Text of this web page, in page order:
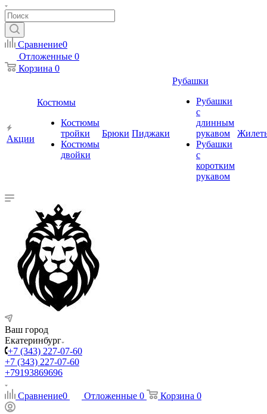
Сравнение0
Отложенные 0
Корзина 0
Акции
Костюмы
Костюмы
тройки
Костюмы
двойки
Брюки Пиджаки
Рубашки
Рубашки
с
длинным
рукавом
Рубашки
с
коротким
рукавом
Ваш город
Екатеринбург
+7 (343) 227-07-60
+7 (343) 227-07-60
+79193869696
Сравнение0 Отложенные 0 Корзина 0